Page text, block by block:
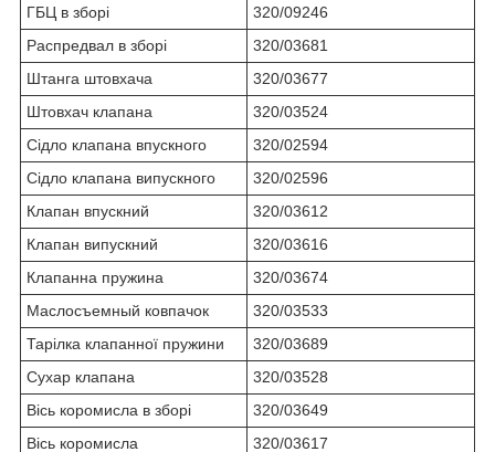
ГБЦ в зборі
320/09246
Распредвал в зборі
320/03681
Штанга штовхача
320/03677
Штовхач клапана
320/03524
Сідло клапана впускного
320/02594
Сідло клапана випускного
320/02596
Клапан впускний
320/03612
Клапан випускний
320/03616
Клапанна пружина
320/03674
Маслосъемный ковпачок
320/03533
Тарілка клапанної пружини
320/03689
Сухар клапана
320/03528
Вісь коромисла в зборі
320/03649
Вісь коромисла
320/03617